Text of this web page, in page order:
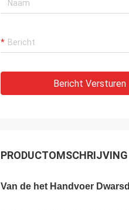
Bericht Versturen
PRODUCTOMSCHRIJVING
Van de het Handvoer